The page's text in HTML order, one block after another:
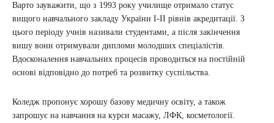
Варто зауважити, що з 1993 року училище отримало статус
вищого навчального закладу України I-II рівнів акредитації. З
цього періоду учнів називали студентами, а після закінчення
вишу вони отримували дипломи молодших спеціалістів.
Вдосконалення навчальних процесів проводиться на постійній
основі відповідно до потреб та розвитку суспільства.
Коледж пропонує хорошу базову медичну освіту, а також
запрошує на навчання на курси масажу, ЛФК, косметології.